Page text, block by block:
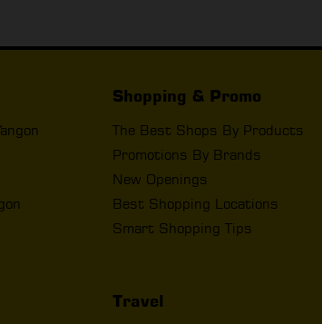
Shopping & Promo
The Best Shops By Products
Promotions By Brands
New Openings
Best Shopping Locations
Smart Shopping Tips
Travel